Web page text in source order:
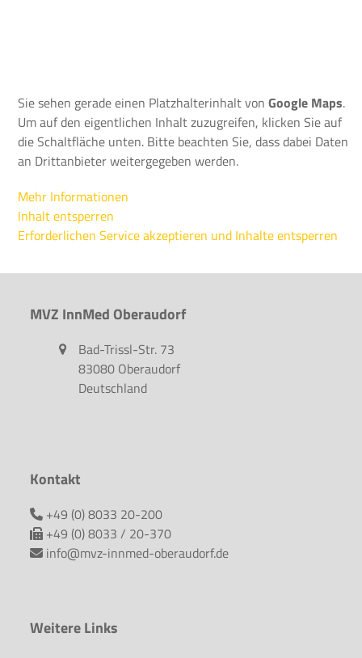
Sie sehen gerade einen Platzhalterinhalt vonGoogle Maps.
Um auf den eigentlichen Inhalt zuzugreifen, klicken Sie auf
die Schaltfläche unten. Bitte beachten Sie, dass dabei Daten
an Drittanbieter weitergegeben werden.
Mehr Informationen
Inhalt entsperren
Erforderlichen Service akzeptieren und Inhalte entsperren
MVZ InnMed Oberaudorf
Bad-Trissl-Str. 73
83080 Oberaudorf
Deutschland
Kontakt
+49 (0) 8033 20-200
+49 (0) 8033 / 20-370
info@mvz-innmed-oberaudorf.de
Weitere Links